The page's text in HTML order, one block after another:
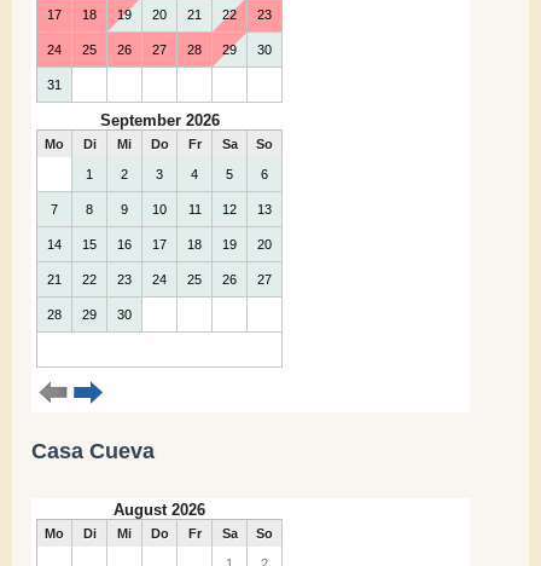
Casa Cueva